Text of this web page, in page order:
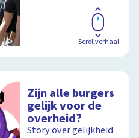
Scrollverhaal
Zijn alle burgers
gelijk voor de
overheid?
Story over gelijkheid